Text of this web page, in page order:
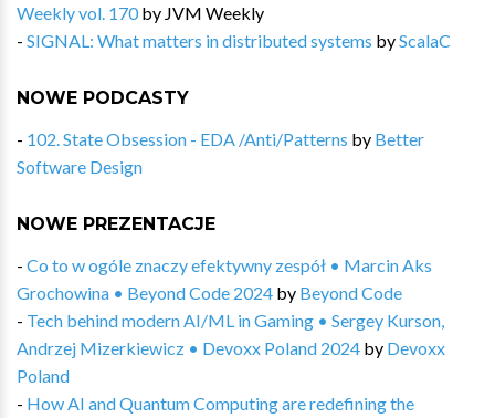
Weekly vol. 170by JVM Weekly
- SIGNAL: What matters in distributed systems byScalaC
NOWE PODCASTY
- 102. State Obsession - EDA /Anti/Patterns by Better
Software Design
NOWE PREZENTACJE
- Co to w ogóle znaczy efektywny zespół • Marcin Aks
Grochowina • Beyond Code 2024 by Beyond Code
- Tech behind modern AI/ML in Gaming • Sergey Kurson,
Andrzej Mizerkiewicz • Devoxx Poland 2024 by Devoxx
Poland
- How AI and Quantum Computing are redefining the